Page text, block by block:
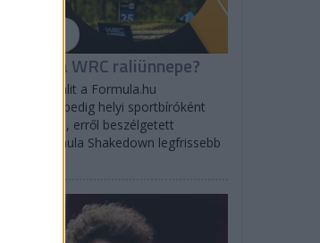
a WRC raliünnepe?
Észt Ralit a Formula.hu
Finn Ralit pedig helyi sportbíróként
helyszínen, erről beszélgetett
a Formula Shakedown legfrissebb